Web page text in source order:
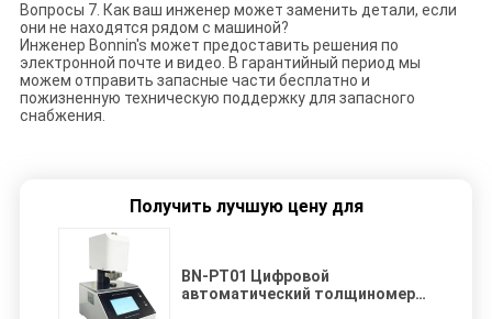
Вопросы 7. Как ваш инженер может заменить детали, если
они не находятся рядом с машиной?
Инженер Bonnin's может предоставить решения по
электронной почте и видео. В гарантийный период мы
можем отправить запасные части бесплатно и
пожизненную техническую поддержку для запасного
снабжения.
Получить лучшую цену для
BN-PT01 Цифровой
автоматический толщиномер